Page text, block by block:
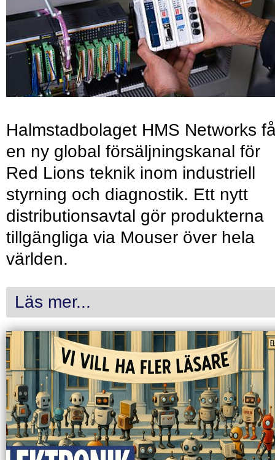
Halmstadbolaget HMS Networks
en ny global försäljningskanal för
Red Lions teknik inom industriell
styrning och diagnostik. Ett nytt
distributionsavtal gör produkterna
tillgängliga via Mouser över hela
världen.
Läs mer...